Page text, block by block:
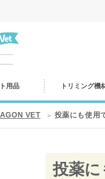
用品 トリミング機
VET 投薬にも使用
投薬